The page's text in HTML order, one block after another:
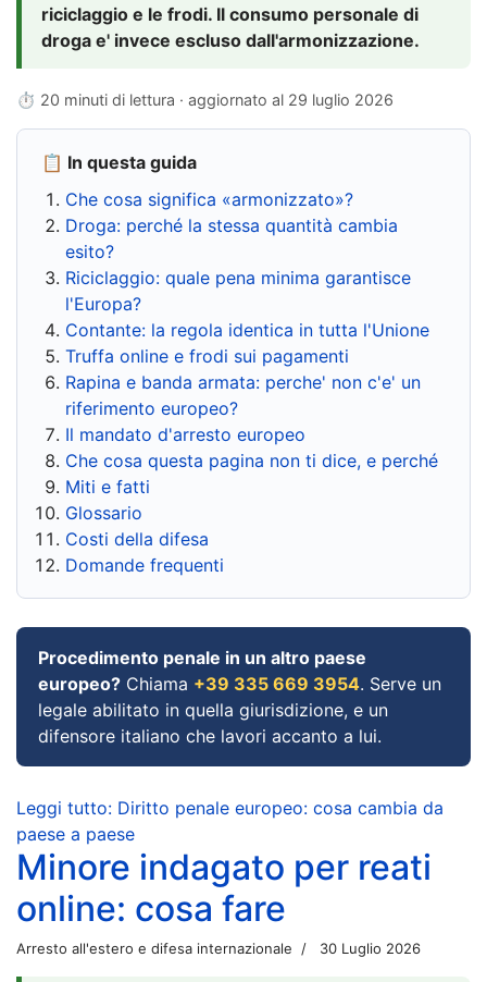
riciclaggio e le frodi. Il consumo personale di
droga e' invece escluso dall'armonizzazione.
⏱ 20 minuti di lettura · aggiornato al 29 luglio 2026
📋 In questa guida
Che cosa significa «armonizzato»?
Droga: perché la stessa quantità cambia
esito?
Riciclaggio: quale pena minima garantisce
l'Europa?
Contante: la regola identica in tutta l'Unione
Truffa online e frodi sui pagamenti
Rapina e banda armata: perche' non c'e' un
riferimento europeo?
Il mandato d'arresto europeo
Che cosa questa pagina non ti dice, e perché
Miti e fatti
Glossario
Costi della difesa
Domande frequenti
Procedimento penale in un altro paese
europeo? Chiama +39 335 669 3954. Serve un
legale abilitato in quella giurisdizione, e un
difensore italiano che lavori accanto a lui.
Leggi tutto: Diritto penale europeo: cosa cambia da
paese a paese
Minore indagato per reati
online: cosa fare
Arresto all'estero e difesa internazionale 30 Luglio 2026